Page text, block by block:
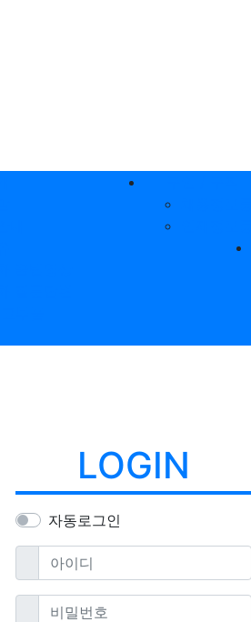
LOGIN
자동로그인
아이디필수
비밀번호필수